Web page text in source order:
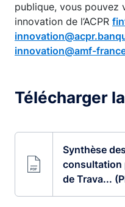
publique, vous pouvez
innovation de l’ACPR
innovation@amf-
Télécharger
Synthèse
consultation
de Trava...